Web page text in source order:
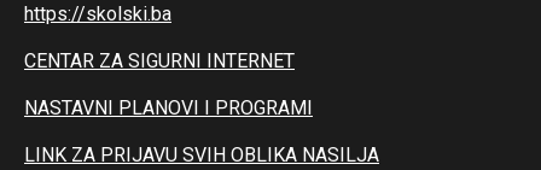
https://skolski.ba
CENTAR ZA SIGURNI INTERNET
NASTAVNI PLANOVI I PROGRAMI
LINK ZA PRIJAVU SVIH OBLIKA NASILJA